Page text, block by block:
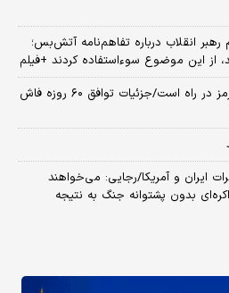
انقلاب درباره تفاهم‌نامه آتش‌بس؛
از این موضوع سوءاستفاده کردند +فیلم
العربیه: توافق بازگشایی تنگه هرمز در راه است/جزئیات توافق ۶۰ روزه فاش
ایران و آمریکا/رجایی: می‌خواهند
بدون پشتوانه جنگ به نتیجه